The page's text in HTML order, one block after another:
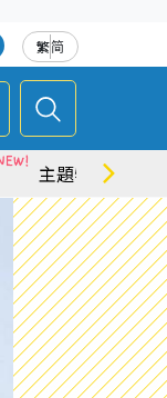
繁简
主題特集